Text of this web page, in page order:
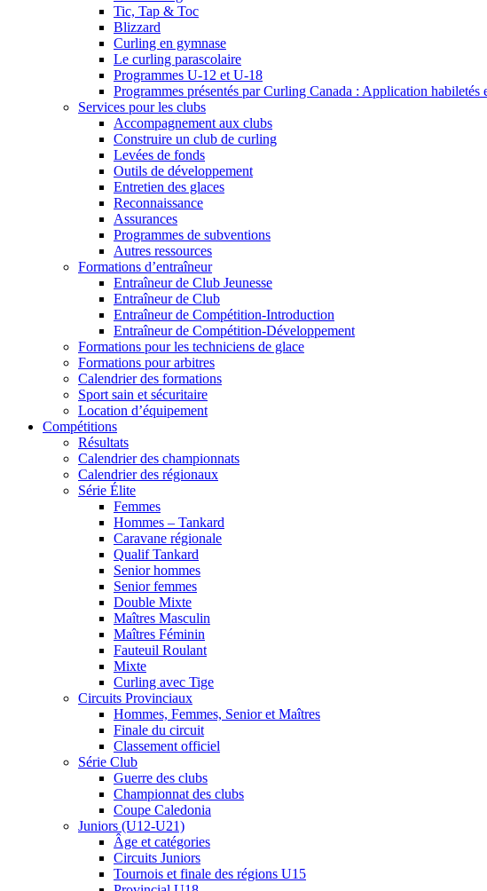
Tic, Tap & Toc
Blizzard
Curling en gymnase
Le curling parascolaire
Programmes U-12 et U-18
Programmes présentés par Curling Canada : Application
Services pour les clubs
Accompagnement aux clubs
Construire un club de curling
Levées de fonds
Outils de développement
Entretien des glaces
Reconnaissance
Assurances
Programmes de subventions
Autres ressources
Formations d’entraîneur
Entraîneur de Club Jeunesse
Entraîneur de Club
Entraîneur de Compétition-Introduction
Entraîneur de Compétition-Développement
Formations pour les techniciens de glace
Formations pour arbitres
Calendrier des formations
Sport sain et sécuritaire
Location d’équipement
Compétitions
Résultats
Calendrier des championnats
Calendrier des régionaux
Série Élite
Femmes
Hommes – Tankard
Caravane régionale
Qualif Tankard
Senior hommes
Senior femmes
Double Mixte
Maîtres Masculin
Maîtres Féminin
Fauteuil Roulant
Mixte
Curling avec Tige
Circuits Provinciaux
Hommes, Femmes, Senior et Maîtres
Finale du circuit
Classement officiel
Série Club
Guerre des clubs
Championnat des clubs
Coupe Caledonia
Juniors (U12-U21)
Âge et catégories
Circuits Juniors
Tournois et finale des régions U15